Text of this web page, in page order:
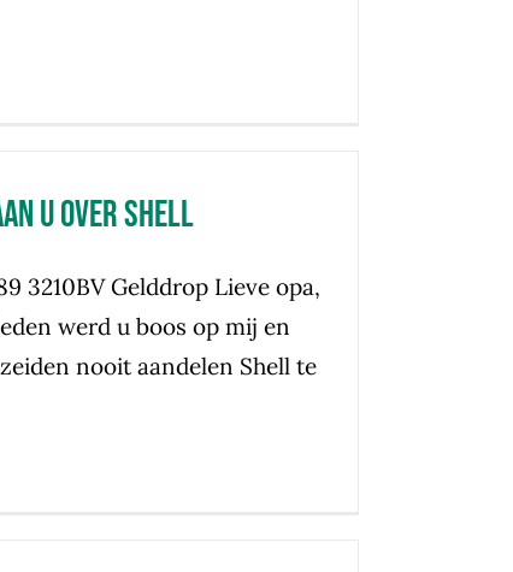
u over Shell
3210BV Gelddrop Lieve opa,
werd u boos op mij en
nooit aandelen Shell te